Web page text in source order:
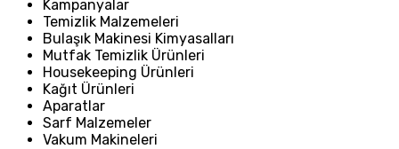
Kampanyalar
Temizlik Malzemeleri
Bulaşık Makinesi Kimyasalları
Mutfak Temizlik Ürünleri
Housekeeping Ürünleri
Kağıt Ürünleri
Aparatlar
Sarf Malzemeler
Vakum Makineleri